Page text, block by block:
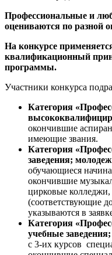
Профессиональные и
оцениваются по разной
На конкурсе
квалификационный
программы.
Участники конкурса
Категория
окончившие
имеющие звания.
Категория
заведения;
обучающиеся
окончившие
цирковые колледжи,
(соответствующие
указываются в
Категория
учебные
с 3-их курсов